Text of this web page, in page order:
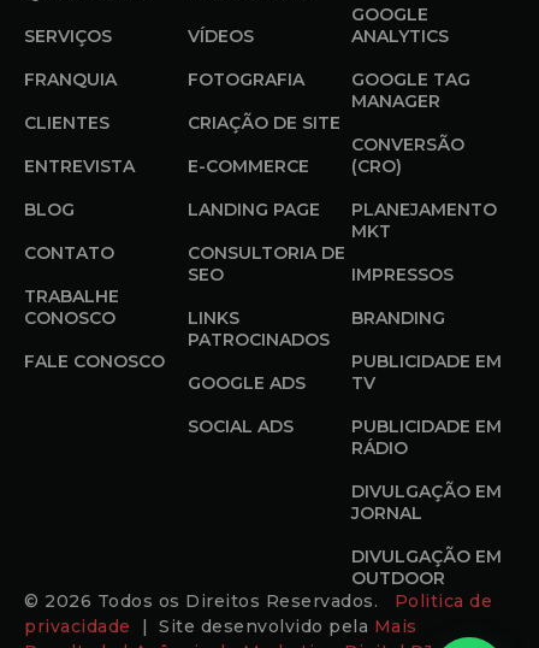
SERVIÇOS
FRANQUIA
CLIENTES
ENTREVISTA
BLOG
CONTATO
TRABALHE
CONOSCO
FALE CONOSCO
VÍDEOS
FOTOGRAFIA
CRIAÇÃO DE SITE
E-COMMERCE
LANDING PAGE
CONSULTORIA DE
SEO
LINKS
PATROCINADOS
GOOGLE ADS
SOCIAL ADS
GOOGLE
ANALYTICS
GOOGLE TAG
MANAGER
CONVERSÃO
(CRO)
PLANEJAMENTO
MKT
IMPRESSOS
BRANDING
PUBLICIDADE EM
TV
PUBLICIDADE EM
RÁDIO
DIVULGAÇÃO EM
JORNAL
DIVULGAÇÃO EM
OUTDOOR
© 2026 Todos os Direitos Reservados. Politica de
privacidade
| Site desenvolvido pela Mais